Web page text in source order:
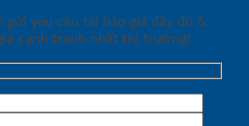
gửi yêu cầu tải báo giá đầy đủ &
cạnh tranh nhất thị trường!